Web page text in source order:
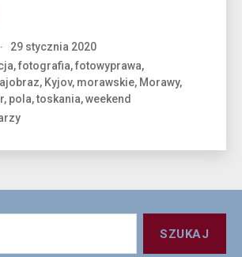
29 stycznia 2020
,fotografia,fotowyprawa,
, Kyjov, morawskie, Morawy,
, pola,toskania,weekend
do
z